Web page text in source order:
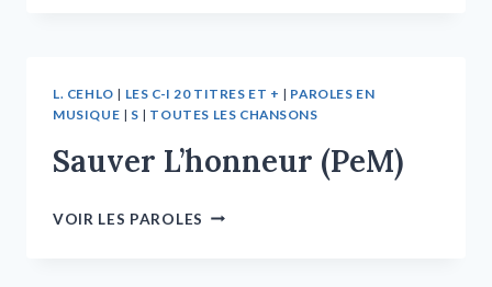
L. CEHLO | LES C-I 20 TITRES ET + | PAROLES EN
MUSIQUE | S | TOUTES LES CHANSONS
Sauver L’honneur (PeM)
VOIR LES PAROLES